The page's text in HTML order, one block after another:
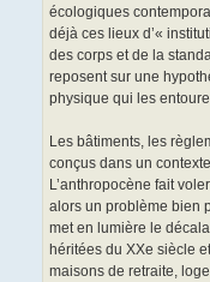
écologiques
déjà ces lieux d’«
des corps et de la
reposent sur une
physique qui les
Les bâtiments, les
conçus dans un
L’anthropocène fait
alors un problème bien
met en lumière le
héritées du XXe siècle
maisons de retraite,